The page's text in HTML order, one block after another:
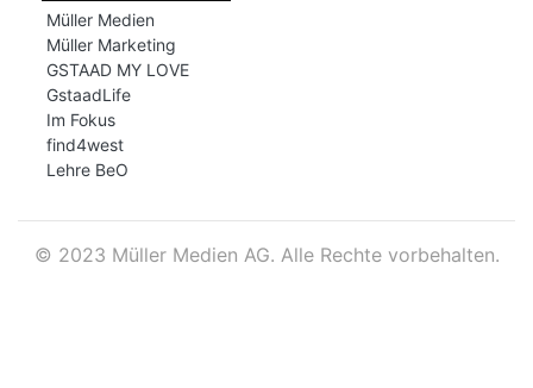
Müller Medien
Müller Marketing
GSTAAD MY LOVE
GstaadLife
Im Fokus
find4west
Lehre BeO
© 2023 Müller Medien AG. Alle Rechte vorbehalten.